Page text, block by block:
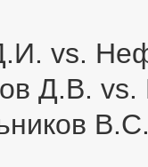
vs.
Д.В.